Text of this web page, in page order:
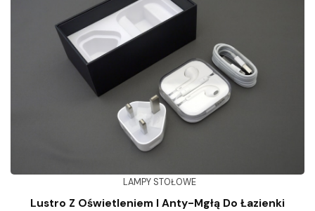
LAMPY STOŁOWE
Lustro Z Oświetleniem I Anty-Mgłą Do Łazienki